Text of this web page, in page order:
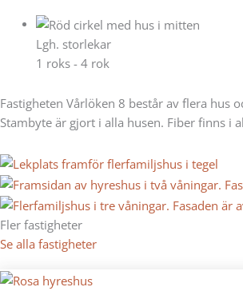
Lgh. storlekar
1 roks - 4 rok
Fastigheten Vårlöken 8 består av flera hus
Stambyte är gjort i alla husen. Fiber finns i
Fler fastigheter
Se alla fastigheter